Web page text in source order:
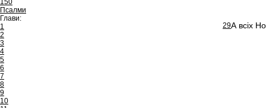
150
Псалми
Глави:
1
2
3
4
5
6
7
8
9
10
29А всіх